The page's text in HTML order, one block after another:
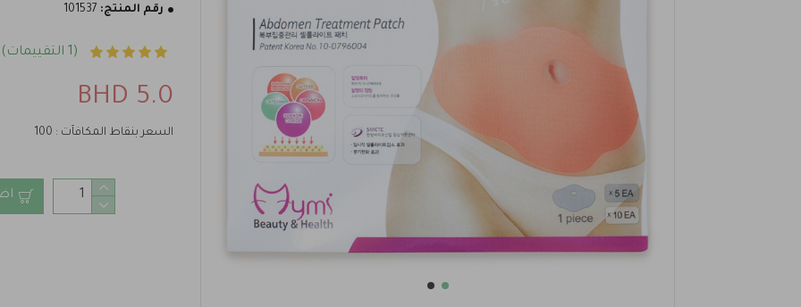
رقم المنتج: 101537
(1 التقييمات)
5.0 BHD
السعر بنقاط المكافآت : 100